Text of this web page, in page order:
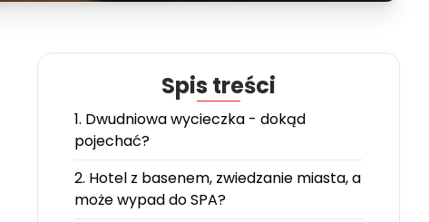
Spis treści
1. Dwudniowa wycieczka - dokąd
pojechać?
2. Hotel z basenem, zwiedzanie miasta, a
może wypad do SPA?